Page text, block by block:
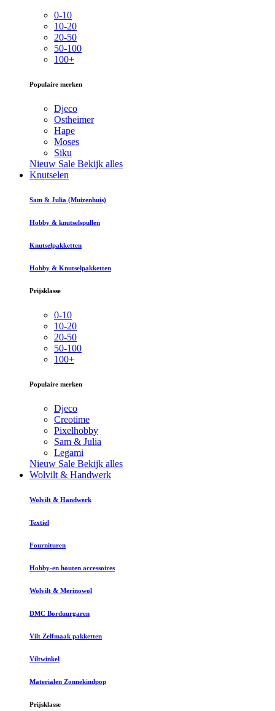
0-10
10-20
20-50
50-100
100+
Populaire merken
Djeco
Ostheimer
Hape
Moses
Siku
Nieuw Sale Bekijk alles
Knutselen
Sam & Julia (Muizenhuis)
Hobby & knutselspullen
Knutselpakketten
Hobby & Knutselpakketten
Prijsklasse
0-10
10-20
20-50
50-100
100+
Populaire merken
Djeco
Creotime
Pixelhobby
Sam & Julia
Legami
Nieuw Sale Bekijk alles
Wolvilt & Handwerk
Wolvilt & Handwerk
Textiel
Fournituren
Hobby-en houten accessoires
Wolvilt & Merinowol
DMC Borduurgaren
Vilt Zelfmaak pakketten
Viltwinkel
Materialen Zonnekindpop
Prijsklasse